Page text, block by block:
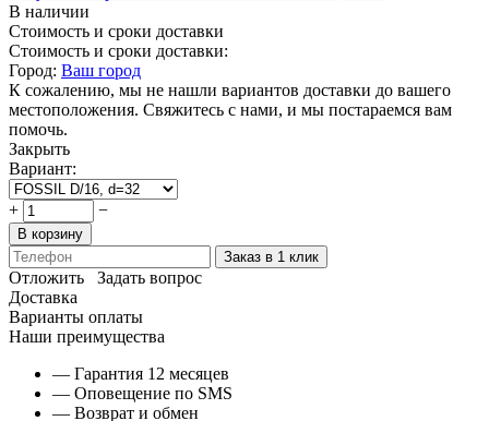
В наличии
Стоимость и сроки доставки
Стоимость и сроки доставки:
Город: Ваш город
К сожалению, мы не нашли вариантов доставки до вашего
местоположения. Свяжитесь с нами, и мы постараемся вам
помочь.
Закрыть
Вариант:
+ −
В корзину
Заказ в 1 клик
Отложить
Задать вопрос
Доставка
Варианты оплаты
Наши преимущества
— Гарантия 12 месяцев
— Оповещение по SMS
— Возврат и обмен